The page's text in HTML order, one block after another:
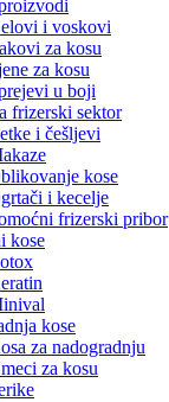
i voskovi
za kosu
za kosu
u boji
frizerski sektor
i češljevi
kose
i kecelje
frizerski pribor
kose
kose
za nadogradnju
za kosu